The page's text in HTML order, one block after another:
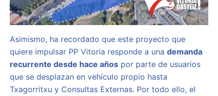
Asimismo, ha recordado que este proyecto que
quiere impulsar PP Vitoria responde a una demanda
recurrente desde hace años por parte de usuarios
que se desplazan en vehículo propio hasta
Txagorritxu y Consultas Externas. Por todo ello, el